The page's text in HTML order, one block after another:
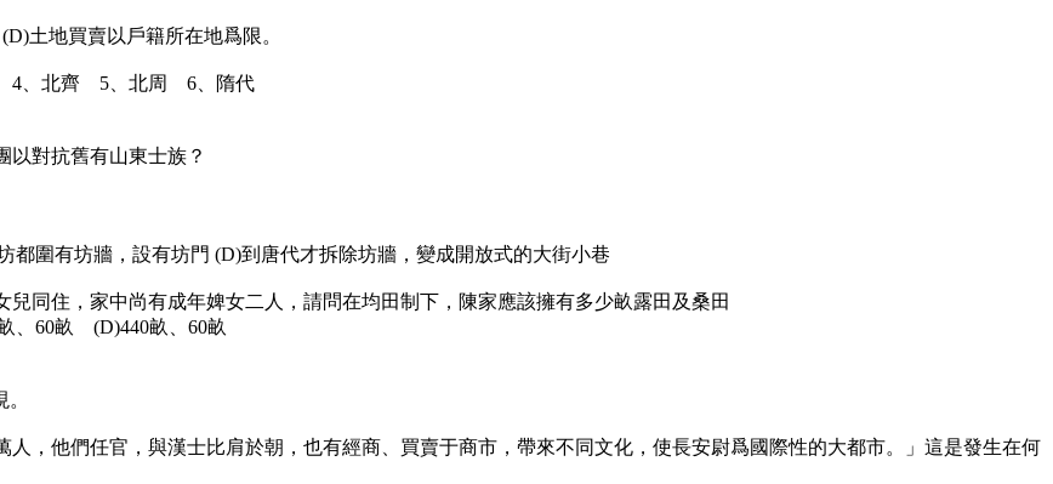
地買賣以戶籍所在地爲限。
4、北齊 5、北周 6、隋代
以對抗舊有山東士族？
圍有坊牆，設有坊門 (D)到唐代才拆除坊牆，變成開放式的大街小巷
兒同住，家中尚有成年婢女二人，請問在均田制下，陳家應該擁有多少畝露田及桑田
、60畝 (D)440畝、60畝
，他們任官，與漢士比肩於朝，也有經商、買賣于商市，帶來不同文化，使長安尉爲國際性的大都市。」這是發生在何